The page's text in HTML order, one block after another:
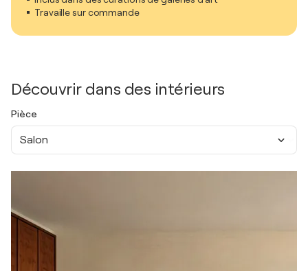
Travaille sur commande
Découvrir dans des intérieurs
Pièce
Salon